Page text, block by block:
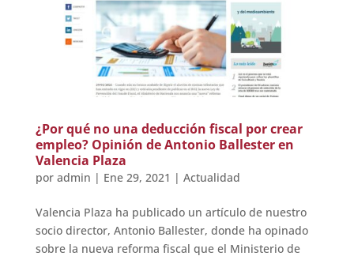
¿Por qué no una deducción fiscal por crear
empleo? Opinión de Antonio Ballester en
Valencia Plaza
por admin | Ene 29, 2021 | Actualidad
Valencia Plaza ha publicado un artículo de nuestro
socio director, Antonio Ballester, donde ha opinado
sobre la nueva reforma fiscal que el Ministerio de